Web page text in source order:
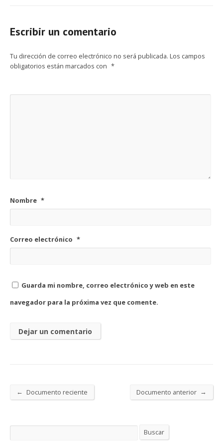
Escribir un comentario
Tu dirección de correo electrónico no será publicada. Los campos
obligatorios están marcados con *
Nombre *
Correo electrónico *
Guarda mi nombre, correo electrónico y web en este
navegador para la próxima vez que comente.
← Documento reciente Documento anterior →
Buscar Buscar